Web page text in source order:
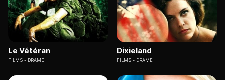
Le Vétéran
FILMS DRAME
Dixieland
FILMS DRAME